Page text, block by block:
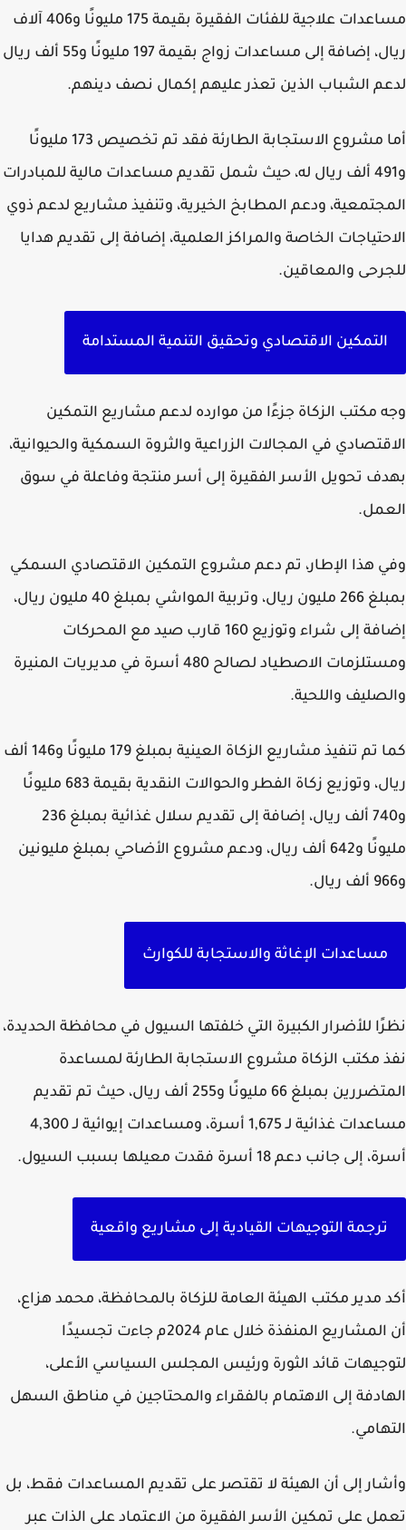
مساعدات علاجية للفئات الفقيرة بقيمة 175 مليونًا و406 آلاف
ريال، إضافة إلى مساعدات زواج بقيمة 197 مليونًا و55 ألف ريال
الشباب الذين تعذر عليهم إكمال نصف دينهم.
أما مشروع الاستجابة الطارئة فقد تم تخصيص 173 مليونًا
و491 ألف ريال له، حيث شمل تقديم مساعدات مالية للمبادرات
ودعم المطابخ الخيرية، وتنفيذ مشاريع لدعم ذوي
الخاصة والمراكز العلمية، إضافة إلى تقديم هدايا
والمعاقين.
التمكين الاقتصادي وتحقيق التنمية المستدامة
مكتب الزكاة جزءًا من موارده لدعم مشاريع التمكين
في المجالات الزراعية والثروة السمكية والحيوانية،
تحويل الأسر الفقيرة إلى أسر منتجة وفاعلة في سوق
هذا الإطار، تم دعم مشروع التمكين الاقتصادي السمكي
بمبلغ 266 مليون ريال، وتربية المواشي بمبلغ 40 مليون ريال،
إضافة إلى شراء وتوزيع 160 قارب صيد مع المحركات
ومستلزمات الاصطياد لصالح 480 أسرة في مديريات المنيرة
واللحية.
كما تم تنفيذ مشاريع الزكاة العينية بمبلغ 179 مليونًا و146 ألف
ريال، وتوزيع زكاة الفطر والحوالات النقدية بقيمة 683 مليونًا
و740 ألف ريال، إضافة إلى تقديم سلال غذائية بمبلغ 236
مليونًا و642 ألف ريال، ودعم مشروع الأضاحي بمبلغ مليونين
مساعدات الإغاثة والاستجابة للكوارث
للأضرار الكبيرة التي خلفتها السيول في محافظة الحديدة،
مكتب الزكاة مشروع الاستجابة الطارئة لمساعدة
المتضررين بمبلغ 66 مليونًا و255 ألف ريال، حيث تم تقديم
مساعدات غذائية لـ 1,675 أسرة، ومساعدات إيوائية لـ 4,300
جانب دعم 18 أسرة فقدت معيلها بسبب السيول.
ترجمة التوجيهات القيادية إلى مشاريع واقعية
مدير مكتب الهيئة العامة للزكاة بالمحافظة، محمد هزاع،
أن المشاريع المنفذة خلال عام 2024م جاءت تجسيدًا
قائد الثورة ورئيس المجلس السياسي الأعلى،
إلى الاهتمام بالفقراء والمحتاجين في مناطق السهل
إلى أن الهيئة لا تقتصر على تقديم المساعدات فقط، بل
على تمكين الأسر الفقيرة من الاعتماد على الذات عبر